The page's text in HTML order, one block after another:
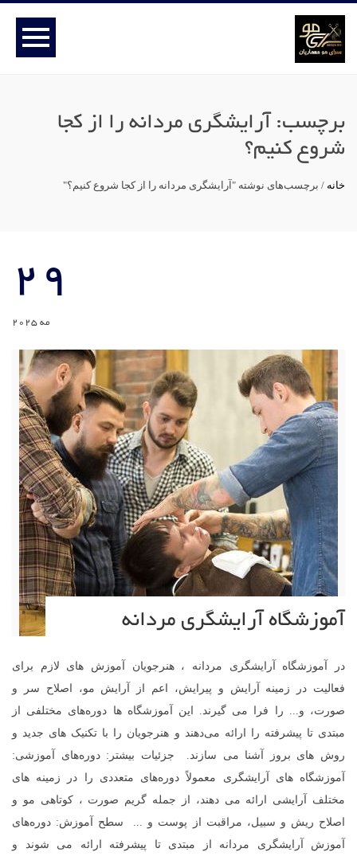
برچسب: آرایشگری مردانه را از کجا
شروع کنیم؟
خانه / برچسب‌های نوشته "آرایشگری مردانه را از کجا شروع کنیم؟"
29
مه 2025
آموزشگاه آرایشگری مردانه
در آموزشگاه آرایشگری مردانه ، هنرجویان آموزش های لازم برای
فعالیت در زمینه آرایش و پیرایش، اعم از آرایش مو، اصلاح سر و
صورت، و... را فرا می گیرند. این آموزشگاه ها دوره‌های مختلفی از
مبتدی تا پیشرفته را ارائه می‌دهند و هنرجویان را با تکنیک های جدید و
روش های بروز آشنا می سازند. جزئیات بیشتر: دوره‌های آموزشی:
آموزشگاه های آرایشگری معمولاً دوره‌های متعددی را در زمینه های
مختلف آرایشی ارائه می دهند، از جمله گریم صورت ، کوتاهی مو و
اصلاح ریش و سبیل، مراقبت از پوست و ... سطح آموزش: دوره‌های
آموزش آرایشگری مردانه از مبتدی تا پیشرفته ارائه می شوند و